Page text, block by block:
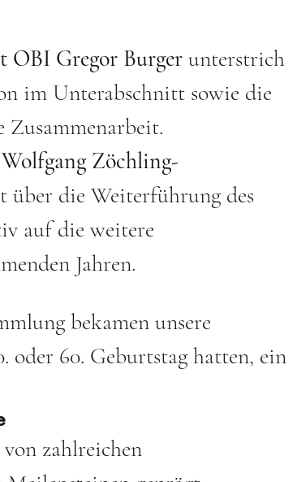
OBI Gregor Burger unterstrich
im Unterabschnitt sowie die
Zusammenarbeit.
Zöchling-
über die Weiterführung des
auf die weitere
Jahren.
bekamen unsere
oder 60. Geburtstag hatten, ein
zahlreichen